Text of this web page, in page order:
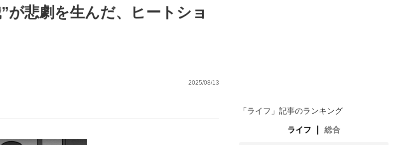
が悲劇を生んだ、ヒートショ
2025/08/13
「ライフ」記事のランキング
ライフ 総合